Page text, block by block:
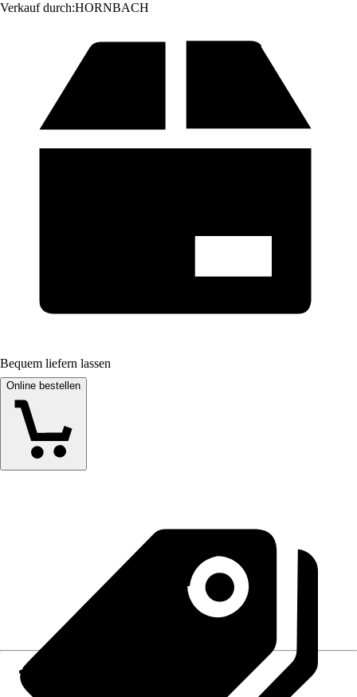
Verkauf durch:HORNBACH
Bequem liefern lassen
Online bestellen